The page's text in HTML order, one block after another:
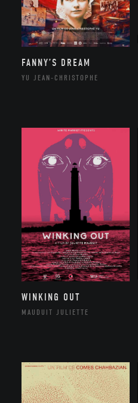
FANNY’S DREAM
YU JEAN-CHRISTOPHE
WINKING OUT
MAUDUIT JULIETTE